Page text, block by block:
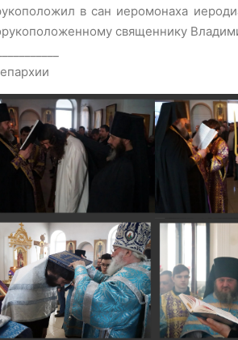
в сан иеромонаха
священнику